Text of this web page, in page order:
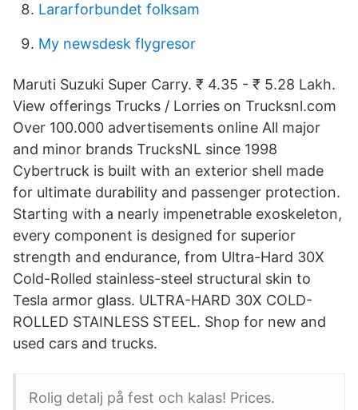
Lararforbundet folksam
My newsdesk flygresor
Maruti Suzuki Super Carry. ₹ 4.35 - ₹ 5.28 Lakh.
View offerings Trucks / Lorries on Trucksnl.com
Over 100.000 advertisements online All major
and minor brands TrucksNL since 1998
Cybertruck is built with an exterior shell made
for ultimate durability and passenger protection.
Starting with a nearly impenetrable exoskeleton,
every component is designed for superior
strength and endurance, from Ultra-Hard 30X
Cold-Rolled stainless-steel structural skin to
Tesla armor glass. ULTRA-HARD 30X COLD-
ROLLED STAINLESS STEEL. Shop for new and
used cars and trucks.
Rolig detalj på fest och kalas! Prices.